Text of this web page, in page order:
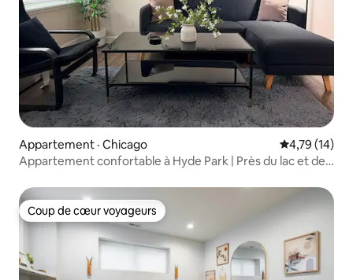
Appartement · Chicago Note
4,79 (14)
Appartement confortable à Hyde Park | Près du lac et de
Coup de cœur voyageurs
Coup de cœur voyageurs